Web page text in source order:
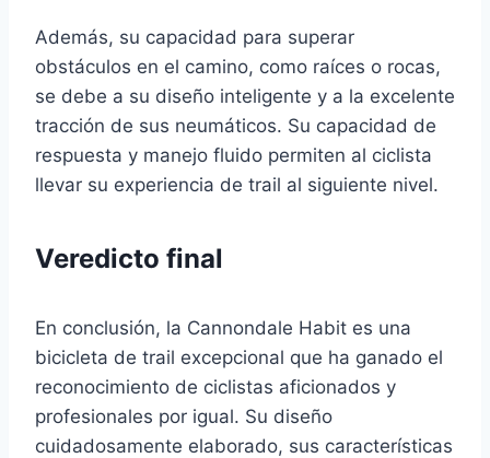
Además, su capacidad para superar
obstáculos en el camino, como raíces o rocas,
se debe a su diseño inteligente y a la excelente
tracción de sus neumáticos. Su capacidad de
respuesta y manejo fluido permiten al ciclista
llevar su experiencia de trail al siguiente nivel.
Veredicto final
En conclusión, la Cannondale Habit es una
bicicleta de trail excepcional que ha ganado el
reconocimiento de ciclistas aficionados y
profesionales por igual. Su diseño
cuidadosamente elaborado, sus características